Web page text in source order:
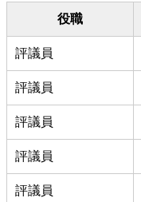
役職
評議員
評議員
評議員
評議員
評議員